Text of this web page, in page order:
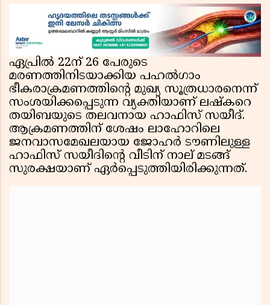
ഏപ്രില്‍ 22ന് 26 പേരുടെ
മരണത്തിനിടയാക്കിയ പഹല്‍ഗാം
ഭീകരാക്രമണത്തിന്റെ മുഖ്യ സൂത്രധാരനെന്ന്
സംശയിക്കപ്പെടുന്ന വ്യക്തിയാണ് ലഷ്‌കറെ
തയിബയുടെ തലവനായ ഹാഫിസ് സയീദ്.
ആക്രമണത്തിന് ശേഷം ലാഹോറിലെ
ജനവാസമേഖലയായ ജോഹര്‍ ടൗണിലുള്ള
ഹാഫിസ് സയീദിന്റെ വീടിന് നാല് മടങ്ങ്
സുരക്ഷയാണ് ഏര്‍പ്പെടുത്തിയിരിക്കുന്നത്.